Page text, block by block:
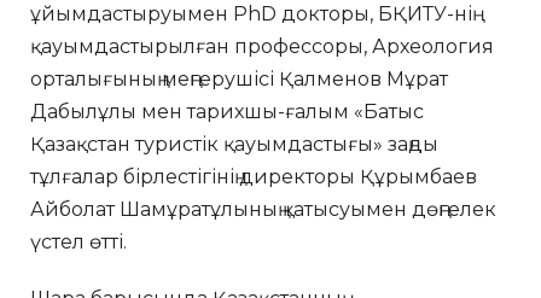
ұйымдастыруымен PhD докторы, БҚИТУ-нің
қауымдастырылған профессоры, Археология
орталығының меңгерушісі Қалменов Мұрат
Дабылұлы мен тарихшы-ғалым «Батыс
Қазақстан туристік қауымдастығы» заңды
тұлғалар бірлестігінің директоры Құрымбаев
Айболат Шамұратұлының қатысуымен дөңгелек
үстел өтті.